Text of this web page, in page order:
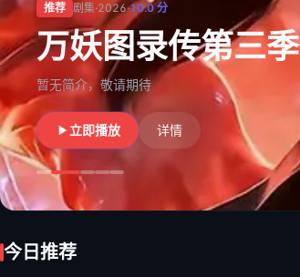
推荐 剧集·2026·10.0分
万妖图录传第三季
暂无简介，敬请期待
立即播放 详情
今日推荐